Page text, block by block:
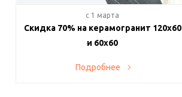
c 1 марта
Скидка 70% на керамогранит 120х60
и 60х60
Подробнее